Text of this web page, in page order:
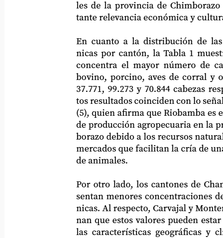
les de la provincia de Chimborazo
tante relevancia económica y cultural.
En cuanto a la distribución de las
nicas por cantón, la Tabla 1 muestra
concentra el mayor número de
bovino, porcino, aves de corral y
37.771, 99.273 y 70.844 cabezas
tos resultados coinciden con lo señalado
(5), quien afirma que Riobamba es el
de producción agropecuaria en la
borazo debido a los recursos naturales y
mercados que facilitan la cría de una
de animales.
Por otro lado, los cantones de Chambo
sentan menores concentraciones de
nicas. Al respecto, Carvajal y
nan que estos valores pueden estar
las características geográficas y